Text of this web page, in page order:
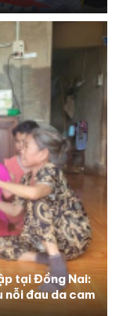
tại Đồng Nai:
nỗi đau da cam